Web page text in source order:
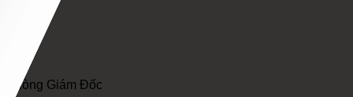
Phòng Giám Đốc